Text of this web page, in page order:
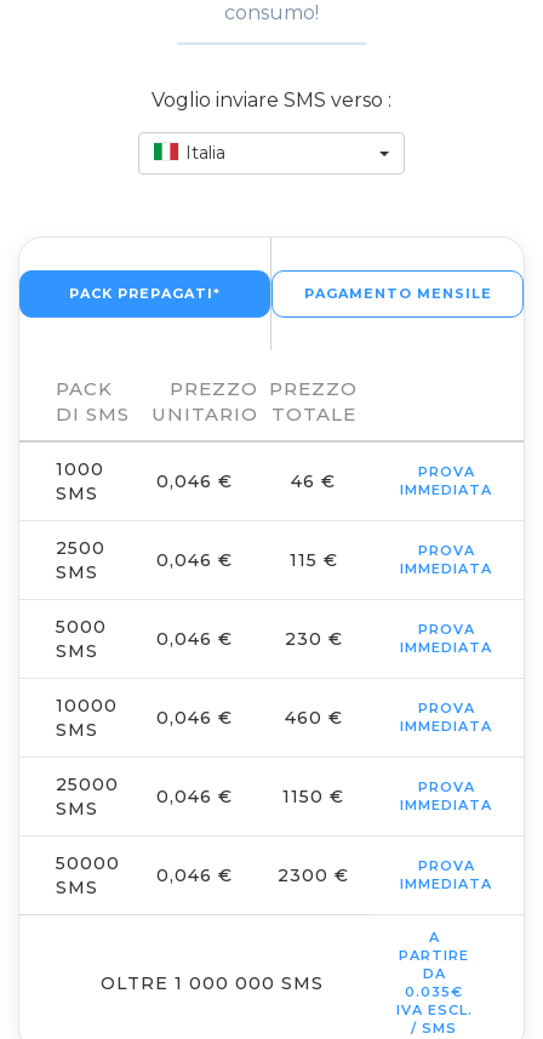
consumo!
Voglio inviare SMS verso :
Italia
PACK PREPAGATI* PAGAMENTO MENSILE
PACK
DI SMS
PREZZO
UNITARIO
PREZZO
TOTALE
1000
SMS
0,046 € 46 €
PROVA
IMMEDIATA
2500
SMS
0,046 € 115 €
PROVA
IMMEDIATA
5000
SMS
0,046 € 230 €
PROVA
IMMEDIATA
10000
SMS
0,046 € 460 €
PROVA
IMMEDIATA
25000
SMS
0,046 € 1150 €
PROVA
IMMEDIATA
50000
SMS
0,046 € 2300 €
PROVA
IMMEDIATA
OLTRE 1 000 000 SMS
A
PARTIRE
DA
0.035€
IVA ESCL.
/ SMS